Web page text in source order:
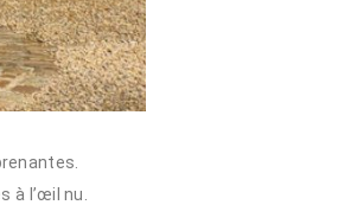
à l’œil nu.